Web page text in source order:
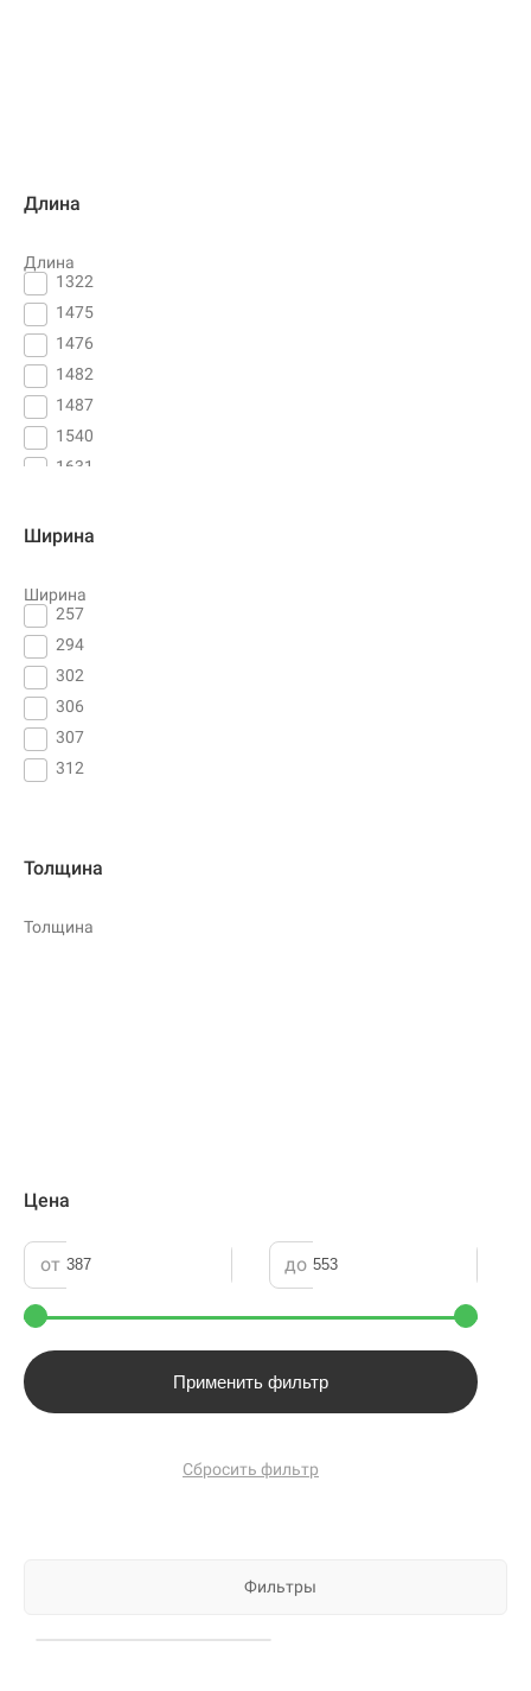
Длина
Длина
1322
1475
1476
1482
1487
1540
1631
Ширина
Ширина
257
294
302
306
307
312
Толщина
Толщина
Цена
от до
Применить фильтр
Сбросить фильтр
Фильтры